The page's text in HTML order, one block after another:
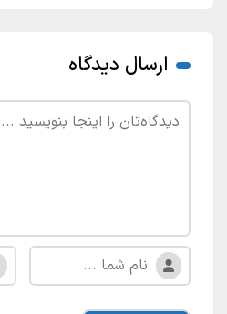
ارسال دیدگاه